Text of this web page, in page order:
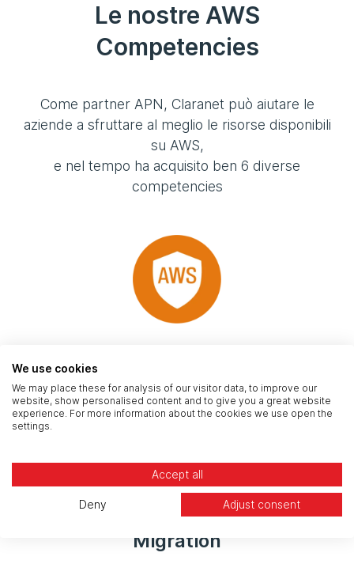
Le nostre AWS
Competencies
Come partner APN, Claranet può aiutare le
aziende a sfruttare al meglio le risorse disponibili
su AWS,
e nel tempo ha acquisito ben 6 diverse
competencies
Migration
We use cookies
We may place these for analysis of our visitor data, to improve our
website, show personalised content and to give you a great website
experience. For more information about the cookies we use open the
settings.
Accept all
Deny Adjust consent